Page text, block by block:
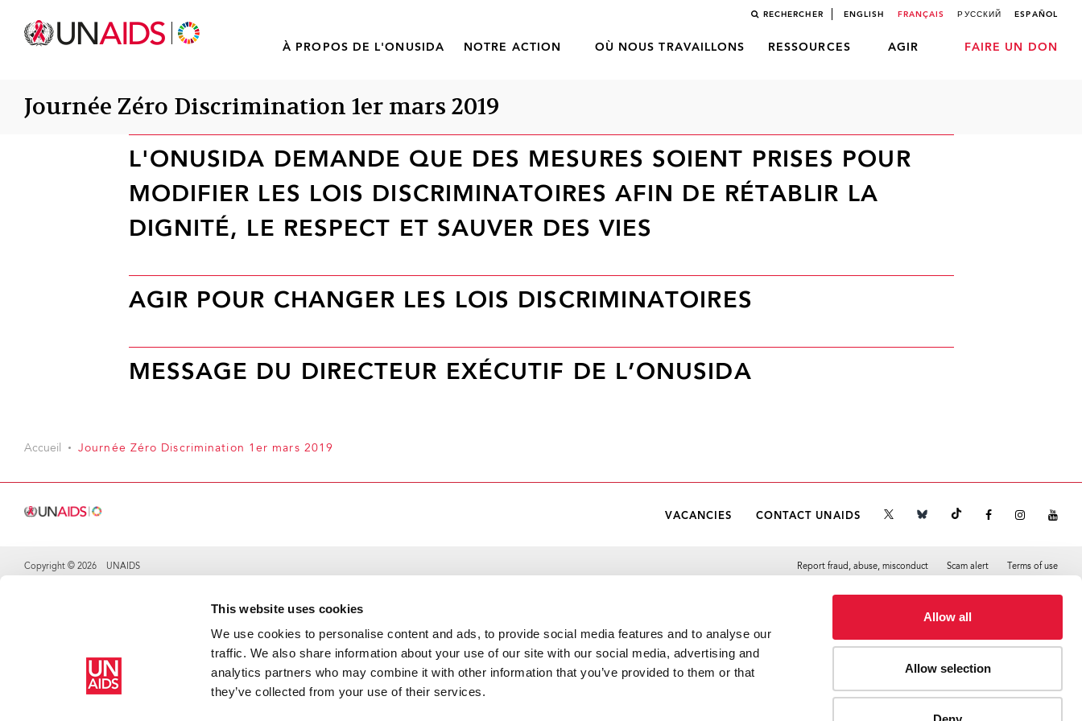
This website uses cookies
We use cookies to personalise content and ads, to provide social media features and to analyse our
traffic. We also share information about your use of our site with our social media, advertising and
analytics partners who may combine it with other information that you’ve provided to them or that
they’ve collected from your use of their services.
Allow all
Allow selection
RECHERCHER ENGLISH FRANÇAIS РУССКИЙ ESPAÑOL
À PROPOS DE L'ONUSIDA NOTRE ACTION OÙ NOUS TRAVAILLONS RESSOURCES AGIR FAIRE UN DON
Journée Zéro Discrimination 1er mars 2019
L'ONUSIDA DEMANDE QUE DES MESURES SOIENT PRISES POUR
MODIFIER LES LOIS DISCRIMINATOIRES AFIN DE RÉTABLIR LA
DIGNITÉ, LE RESPECT ET SAUVER DES VIES
AGIR POUR CHANGER LES LOIS DISCRIMINATOIRES
MESSAGE DU DIRECTEUR EXÉCUTIF DE L’ONUSIDA
Accueil Journée Zéro Discrimination 1er mars 2019
VACANCIES CONTACT UNAIDS
Copyright © 2026 UNAIDS Report fraud, abuse, misconduct Scam alert Terms of use
Tweet